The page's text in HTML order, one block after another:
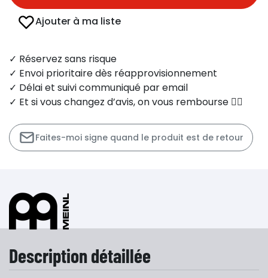
Ajouter à ma liste
✓ Réservez sans risque
✓ Envoi prioritaire dès réapprovisionnement
✓ Délai et suivi communiqué par email
✓ Et si vous changez d’avis, on vous rembourse 👍🏻
Faites-moi signe quand le produit est de retour
Description détaillée